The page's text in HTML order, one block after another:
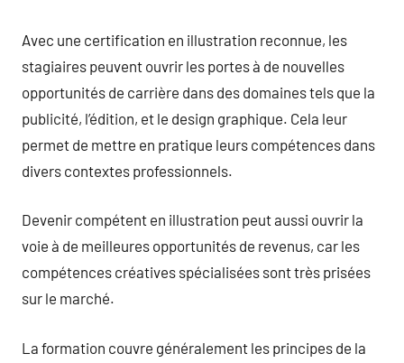
Avec une certification en illustration reconnue, les
stagiaires peuvent ouvrir les portes à de nouvelles
opportunités de carrière dans des domaines tels que la
publicité, l’édition, et le design graphique. Cela leur
permet de mettre en pratique leurs compétences dans
divers contextes professionnels.
Devenir compétent en illustration peut aussi ouvrir la
voie à de meilleures opportunités de revenus, car les
compétences créatives spécialisées sont très prisées
sur le marché.
La formation couvre généralement les principes de la